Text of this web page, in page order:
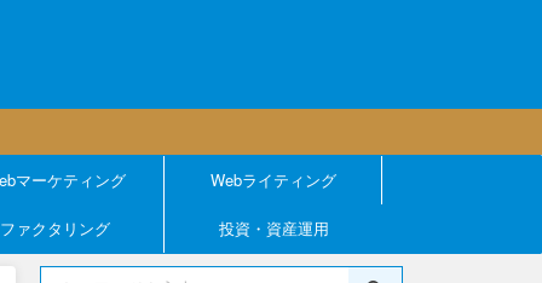
マーケティング Webライティング
ファクタリング 投資・資産運用